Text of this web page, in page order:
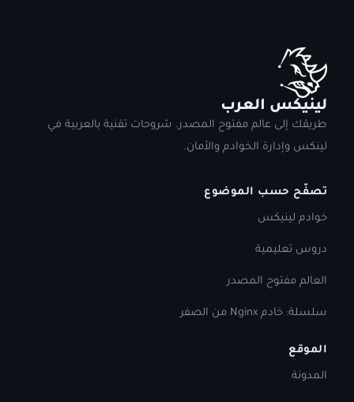
لينيكس العرب
طريقك إلى عالم مفتوح المصدر. شروحات تقنية بالعربية في
لينكس وإدارة الخوادم والأمان.
تصفّح حسب الموضوع
خوادم لينيكس
دروس تعليمية
العالم مفتوح المصدر
سلسلة: خادم Nginx من الصفر
الموقع
المدونة